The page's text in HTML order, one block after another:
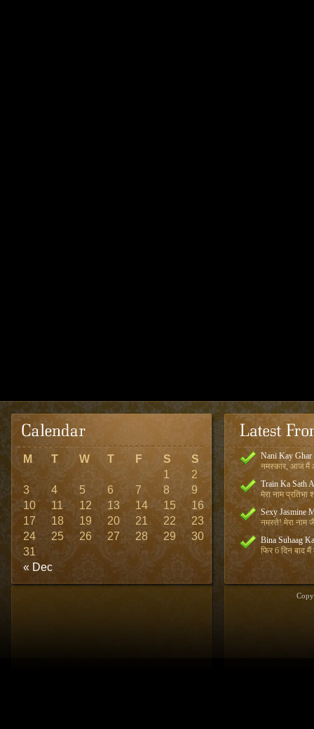
M T W T F S S
« Dec
1
2
3
4 5 6 7 8
9
10
11 12 13 14 15
16
17
18 19 20 21 22
23
24
25 26 27 28 29
30
31
Nani Kay Ghar
नमस्कार, आज मैं
Train Ka Sath
मेरा नाम प्रतिभा
Sexy Jasmine
नमस्ते! मेरा नाम
Bina Suhaag
फिर 6 दिन बाद